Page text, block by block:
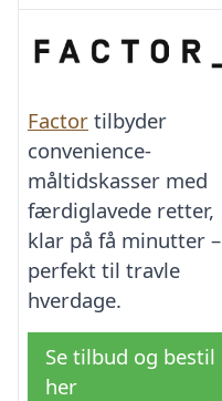
Factor tilbyder
convenience-
måltidskasser med
færdiglavede retter,
klar på få minutter –
perfekt til travle
hverdage.
Se tilbud og bestil
her